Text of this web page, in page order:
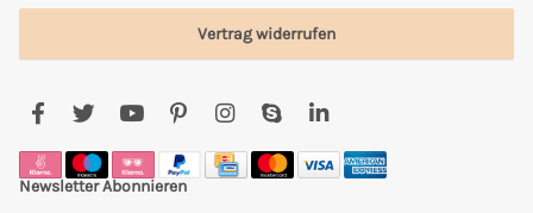
Vertrag widerrufen
Newsletter Abonnieren